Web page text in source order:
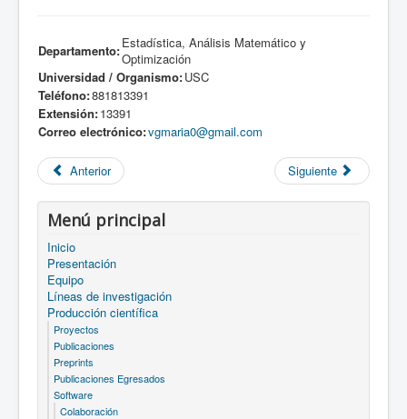
Departamento:Estadística, Análisis Matemático y
Optimización
Universidad / Organismo:USC
Teléfono:881813391
Extensión:13391
Correo electrónico:vgmaria0@gmail.com
Anterior Siguiente
Menú principal
Inicio
Presentación
Equipo
Líneas de investigación
Producción científica
Proyectos
Publicaciones
Preprints
Publicaciones Egresados
Software
Colaboración